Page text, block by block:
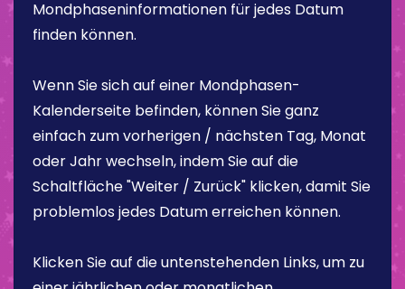
Mondphaseninformationen für jedes Datum
finden können.
Wenn Sie sich auf einer Mondphasen-
Kalenderseite befinden, können Sie ganz
einfach zum vorherigen / nächsten Tag, Monat
oder Jahr wechseln, indem Sie auf die
Schaltfläche "Weiter / Zurück" klicken, damit Sie
problemlos jedes Datum erreichen können.
Klicken Sie auf die untenstehenden Links, um zu